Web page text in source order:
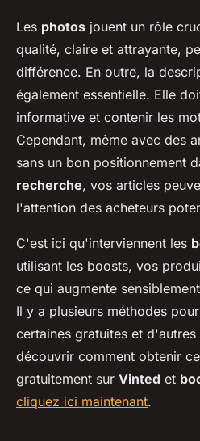
Les photos jouent un rôle
qualité, claire et attrayante,
différence. En outre, la
également essentielle. Elle
informative et contenir les
Cependant, même avec des
sans un bon positionnement
recherche, vos articles
l'attention des acheteurs
C'est ici qu'interviennent les
utilisant les boosts, vos
ce qui augmente
Il y a plusieurs méthodes
certaines gratuites et
découvrir comment obtenir
gratuitement sur Vinted et
cliquez ici maintenant.